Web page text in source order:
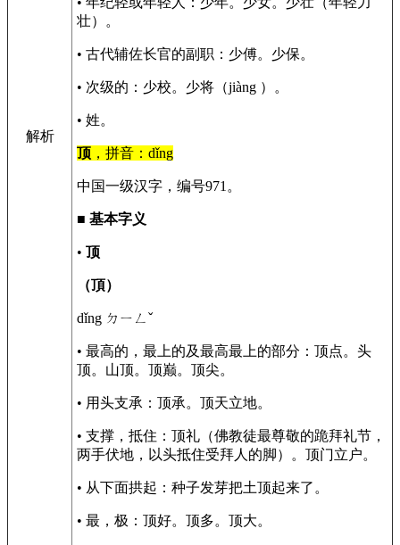
解析
壮）。
• 古代辅佐长官的副职：少傅。少保。
• 次级的：少校。少将（jiàng ）。
• 姓。
顶 ，拼音：dǐng
中国一级汉字，编号971。
■ 基本字义
• 顶
（頂）
dǐng ㄉㄧㄥˇ
• 最高的，最上的及最高最上的部分：顶点。头
顶。山顶。顶巅。顶尖。
• 用头支承：顶承。顶天立地。
• 支撑，抵住：顶礼（佛教徒最尊敬的跪拜礼节，
两手伏地，以头抵住受拜人的脚）。顶门立户。
• 从下面拱起：种子发芽把土顶起来了。
• 最，极：顶好。顶多。顶大。